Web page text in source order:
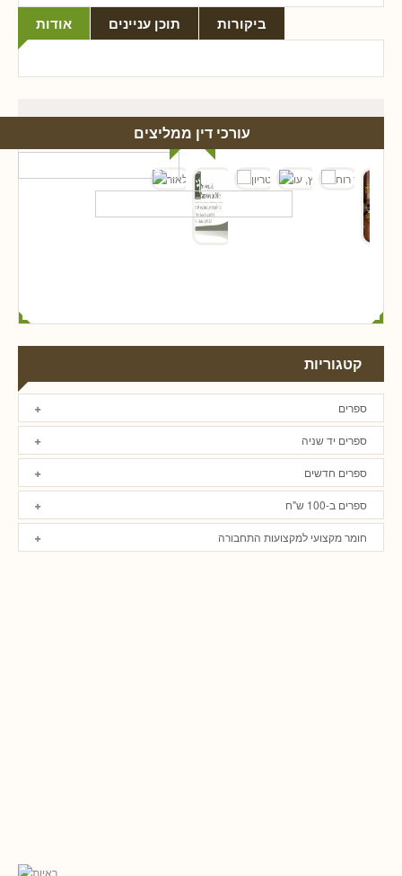
אודות תוכן עניינים ביקורות
עורכי דין ממליצים
קטגוריות
ספרים
ספרים יד שניה
ספרים חדשים
ספרים ב-100 ש"ח
חומר מקצועי למקצועות התחבורה